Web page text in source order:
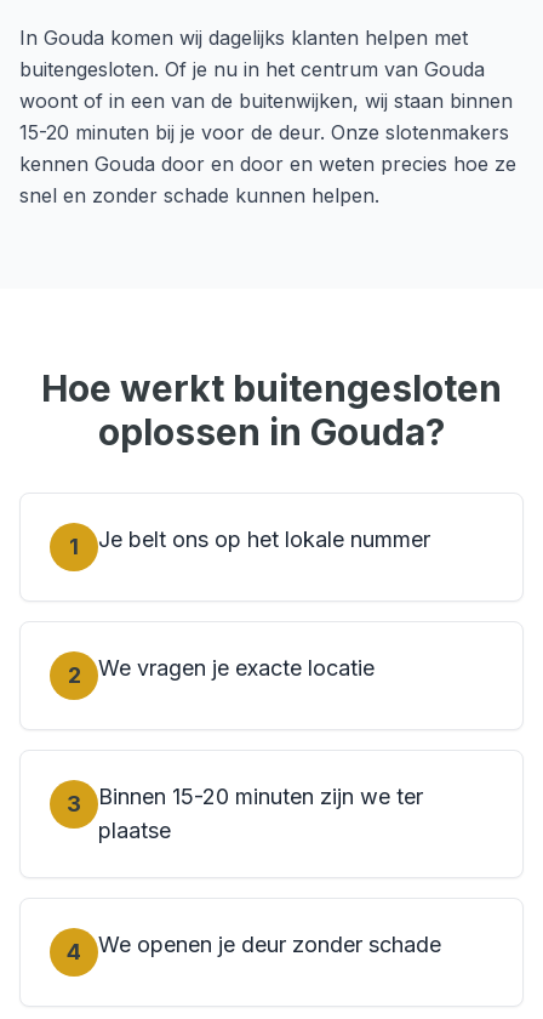
In Gouda komen wij dagelijks klanten helpen met
buitengesloten. Of je nu in het centrum van Gouda
woont of in een van de buitenwijken, wij staan binnen
15-20 minuten bij je voor de deur. Onze slotenmakers
kennen Gouda door en door en weten precies hoe ze
snel en zonder schade kunnen helpen.
Hoe werkt buitengesloten
oplossen in Gouda?
1 Je belt ons op het lokale nummer
2 We vragen je exacte locatie
3
Binnen 15-20 minuten zijn we ter
plaatse
4 We openen je deur zonder schade